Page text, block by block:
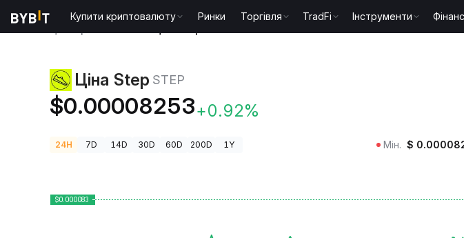
Купити криптовалюту Ринки Торгівля TradFi Інструменти
Ціна Step STEP
$0.00008253+0.92%
24H 7D 14D 30D 60D 200D 1Y Мін. $